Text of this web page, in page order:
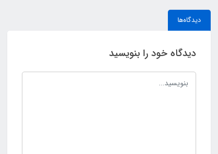
دیدگاه‌ها
دیدگاه خود را بنویسید